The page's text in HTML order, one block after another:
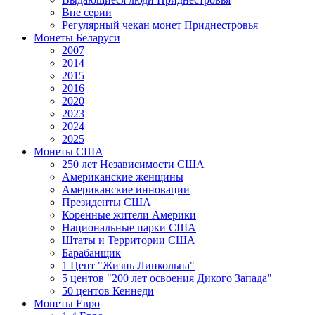
Вне серии
Регулярный чекан монет Приднестровья
Монеты Беларуси
2007
2014
2015
2016
2020
2023
2024
2025
Монеты США
250 лет Независимости США
Американские женщины
Американские инновации
Президенты США
Коренные жители Америки
Национальные парки США
Штаты и Территории США
Барабанщик
1 Цент "Жизнь Линкольна"
5 центов "200 лет освоения Дикого Запада"
50 центов Кеннеди
Монеты Евро